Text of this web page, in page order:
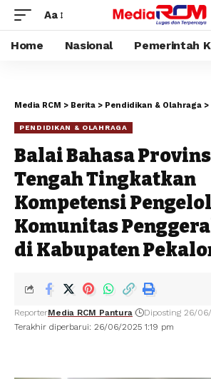
Aa
Home Nasional Pemerintah
Media RCM > Berita > Pendidikan & Olahraga >
PENDIDIKAN & OLAHRAGA
Balai Bahasa
Tengah Tingkatkan
Kompetensi
Komunitas
di Kabupaten
Terakhir diperbarui: 26/06/2025 1:19 pm
ReporterMedia RCM Pantura Diposting 26/